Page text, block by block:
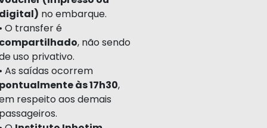
no embarque.
O transfer é
, não sendo
uso privativo.
As saídas ocorrem
às 17h30,
respeito aos demais